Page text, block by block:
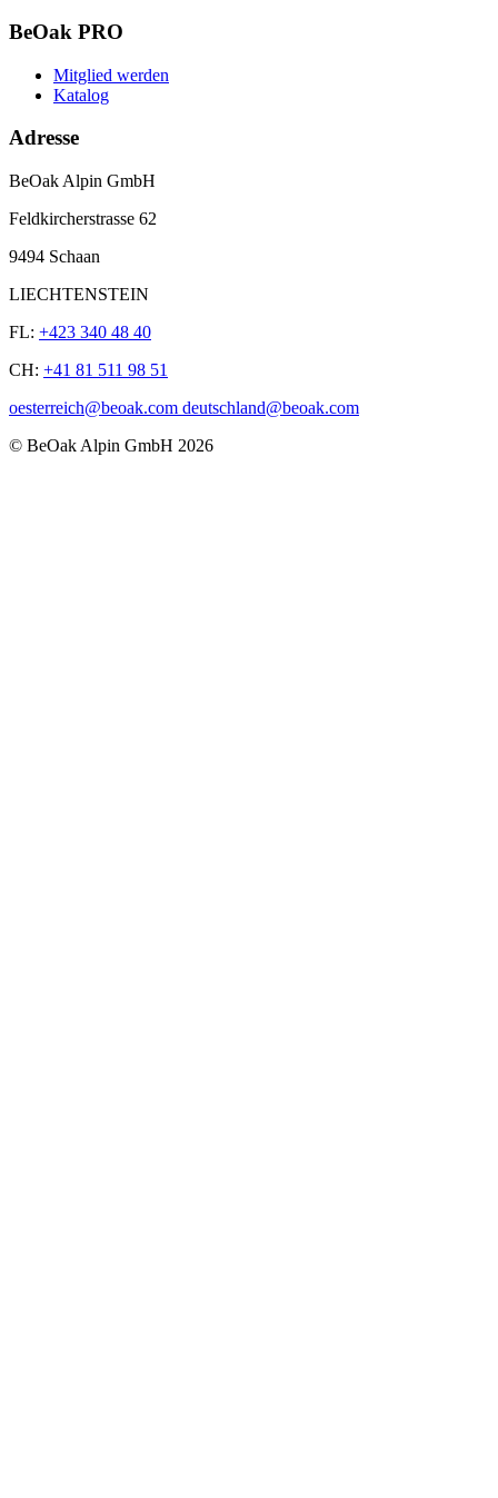
BeOak PRO
Mitglied werden
Katalog
Adresse
BeOak Alpin GmbH
Feldkircherstrasse 62
9494 Schaan
LIECHTENSTEIN
FL: +423 340 48 40
CH: +41 81 511 98 51
oesterreich@beoak.com deutschland@beoak.com
© BeOak Alpin GmbH 2026